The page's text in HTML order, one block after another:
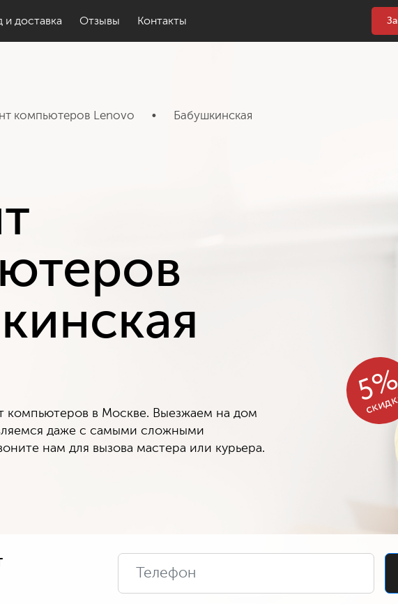
и доставка Отзывы Контакты
компьютеров Lenovo • Бабушкинская
в Москве. Выезжаем на дом
даже с самыми сложными
нам для вызова мастера или курьера.